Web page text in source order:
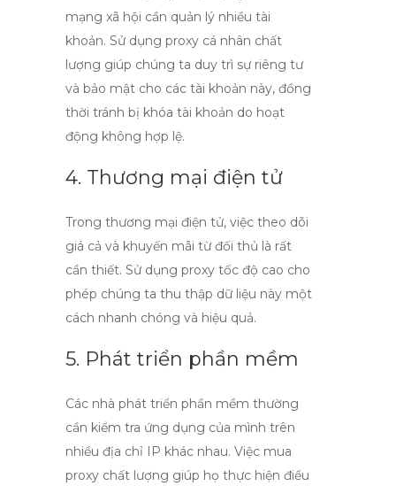
mạng xã hội cần quản lý nhiều tài
khoản. Sử dụng proxy cá nhân chất
lượng giúp chúng ta duy trì sự riêng tư
và bảo mật cho các tài khoản này, đồng
thời tránh bị khóa tài khoản do hoạt
động không hợp lệ.
4. Thương mại điện tử
Trong thương mại điện tử, việc theo dõi
giá cả và khuyến mãi từ đối thủ là rất
cần thiết. Sử dụng proxy tốc độ cao cho
phép chúng ta thu thập dữ liệu này một
cách nhanh chóng và hiệu quả.
5. Phát triển phần mềm
Các nhà phát triển phần mềm thường
cần kiểm tra ứng dụng của mình trên
nhiều địa chỉ IP khác nhau. Việc mua
proxy chất lượng giúp họ thực hiện điều